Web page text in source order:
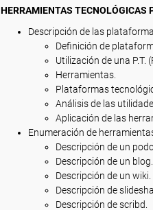
HERRAMIENTAS TECNOLÓGICAS
Descripción de las
Definición de
Utilización de una P.T.
Herramientas.
Plataformas
Análisis de las
Aplicación de las
Enumeración de
Descripción de un
Descripción de un blog.
Descripción de un wiki.
Descripción de
Descripción de scribd.